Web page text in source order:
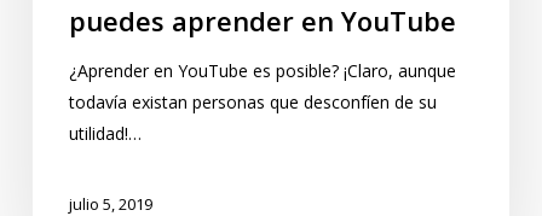
puedes aprender en YouTube
¿Aprender en YouTube es posible? ¡Claro, aunque
todavía existan personas que desconfíen de su
utilidad!…
julio 5, 2019